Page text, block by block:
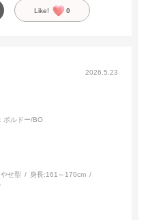
Like! 0
2026.5.23
ボルドー/BO
やせ型 身長:161～170cm